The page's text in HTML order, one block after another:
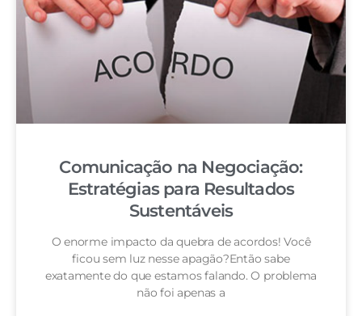
Comunicação na Negociação:
Estratégias para Resultados
Sustentáveis
O enorme impacto da quebra de acordos! Você
ficou sem luz nesse apagão?Então sabe
exatamente do que estamos falando. O problema
não foi apenas a